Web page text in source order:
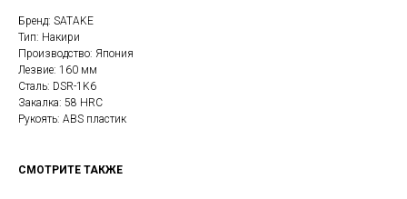
Бренд: SATAKE
Тип: Накири
Производство: Япония
Лезвие: 160 мм
Сталь: DSR-1K6
Закалка: 58 HRC
Рукоять: ABS пластик
СМОТРИТЕ ТАКЖЕ